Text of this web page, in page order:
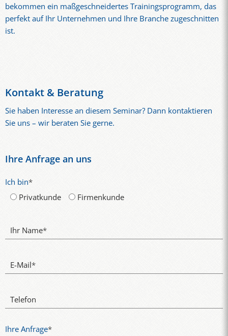
bekommen ein maßgeschneidertes Trainingsprogramm, das
perfekt auf Ihr Unternehmen und Ihre Branche zugeschnitten
ist.
Kontakt & Beratung
Sie haben Interesse an diesem Seminar? Dann kontaktieren
Sie uns – wir beraten Sie gerne.
Ihre Anfrage an uns
Ich bin*
Privatkunde
Firmenkunde
Ihr Name*
E-Mail*
Telefon
Ihre Anfrage*